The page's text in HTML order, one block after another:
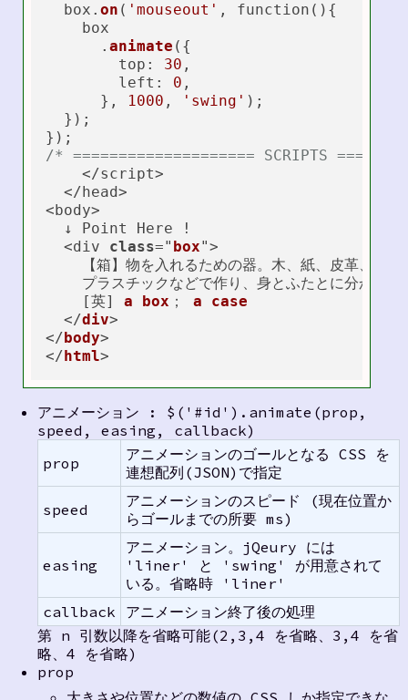
  box.
on ( 'mouseout' , function(){
    box
      .
animate ({
top : 30 ,
left : 0 ,
      },
1000 , 'swing' );
  });
/* ==================== SCRIPTS
    </script>
  </head>
<body>
  ↓ Point Here !
  <div
class=" box">
【箱】物を入れるための器。木、紙、皮革、金属
プラスチックなどで作り、身とふたとに分かれる
    [英]
a box ； a
case
  </
div>
</body>
</html
アニメーション : $('#id').animate(prop,
speed, easing, callback)
prop
アニメーションのゴールとなる CSS を
連想配列(JSON)で指定
speed
アニメーションのスピード (現在位置か
らゴールまでの所要 ms)
easing
アニメーション。jQeury には
'liner' と 'swing' が用意されて
いる。省略時 'liner'
callback
アニメーション終了後の処理
第 n 引数以降を省略可能(2,3,4 を省略、3,4 を省
略、4 を省略)
prop